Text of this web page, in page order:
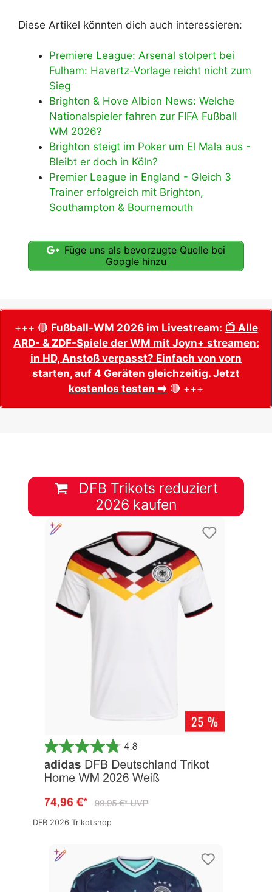
Diese Artikel könnten dich auch interessieren:
Premiere League: Arsenal stolpert bei
Fulham: Havertz-Vorlage reicht nicht zum
Sieg
Brighton & Hove Albion News: Welche
Nationalspieler fahren zur FIFA Fußball
WM 2026?
Brighton steigt im Poker um El Mala aus -
Bleibt er doch in Köln?
Premier League in England - Gleich 3
Trainer erfolgreich mit Brighton,
Southampton & Bournemouth
Füge uns als bevorzugte Quelle bei
Google hinzu
+++ 🔴 Fußball-WM 2026 im Livestream: 📺 Alle
ARD- & ZDF-Spiele der WM mit Joyn+ streamen:
in HD, Anstoß verpasst? Einfach von vorn
starten, auf 4 Geräten gleichzeitig. Jetzt
kostenlos testen ➡️ 🔴 +++
DFB Trikots reduziert
2026 kaufen
DFB 2026 Trikotshop